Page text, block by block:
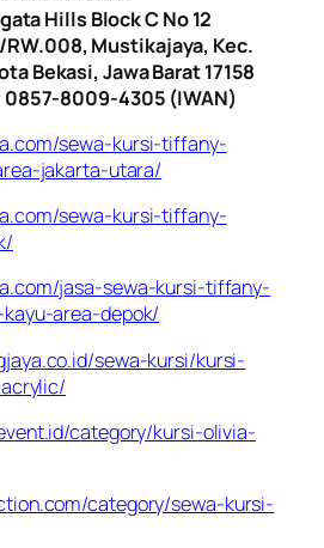
Hills Block C No 12
RW.008, Mustikajaya, Kec.
Bekasi, Jawa Barat 17158
0857-8009-4305 (IWAN)
sewa-kursi-tiffany-
jakarta-utara/
sewa-kursi-tiffany-
jasa-sewa-kursi-tiffany-
area-depok/
sewa-kursi/kursi-
category/kursi-olivia-
category/sewa-kursi-